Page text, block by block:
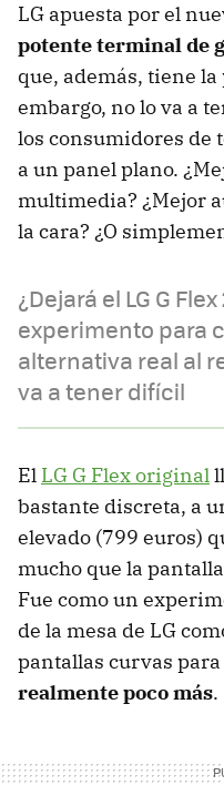
LG apuesta por el
potente terminal de
que, además, tiene
embargo, no lo va a
los consumidores de
a un panel plano.
multimedia? ¿Mejor
la cara? ¿O
¿Dejará el LG G
experimento para
alternativa real al
va a tener difícil
El LG G Flex original
bastante discreta, a
elevado (799 euros)
mucho que la
Fue como un
de la mesa de LG
pantallas curvas
realmente poco más.